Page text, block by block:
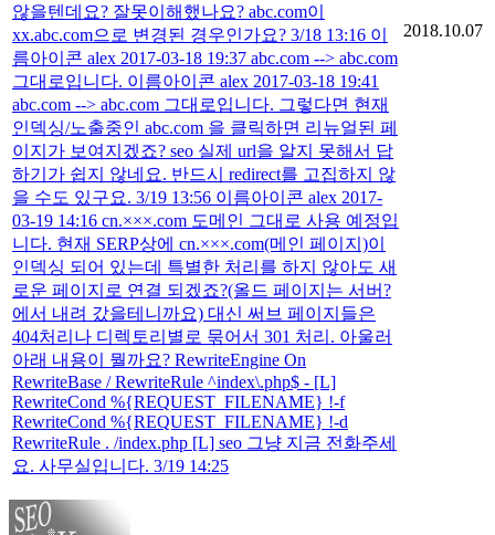
않을텐데요? 잘못이해했나요? abc.com이
xx.abc.com으로 변경된 경우인가요? 3/18 13:16 이
름아이콘 alex 2017-03-18 19:37 abc.com --> abc.com
그대로입니다. 이름아이콘 alex 2017-03-18 19:41
abc.com --> abc.com 그대로입니다. 그렇다면 현재
인덱싱/노출중인 abc.com 을 클릭하면 리뉴얼된 페
이지가 보여지겠죠? seo 실제 url을 알지 못해서 답
하기가 쉽지 않네요. 반드시 redirect를 고집하지 않
을 수도 있구요. 3/19 13:56 이름아이콘 alex 2017-
03-19 14:16 cn.×××.com 도메인 그대로 사용 예정입
니다. 현재 SERP상에 cn.×××.com(메인 페이지)이
인덱싱 되어 있는데 특별한 처리를 하지 않아도 새
로운 페이지로 연결 되겠죠?(올드 페이지는 서버?
에서 내려 갔을테니까요) 대신 써브 페이지들은
404처리나 디렉토리별로 묶어서 301 처리. 아울러
아래 내용이 뭘까요? RewriteEngine On
RewriteBase / RewriteRule ^index\.php$ - [L]
RewriteCond %{REQUEST_FILENAME} !-f
RewriteCond %{REQUEST_FILENAME} !-d
RewriteRule . /index.php [L] seo 그냥 지금 전화주세
요. 사무실입니다. 3/19 14:25
2018.10.07